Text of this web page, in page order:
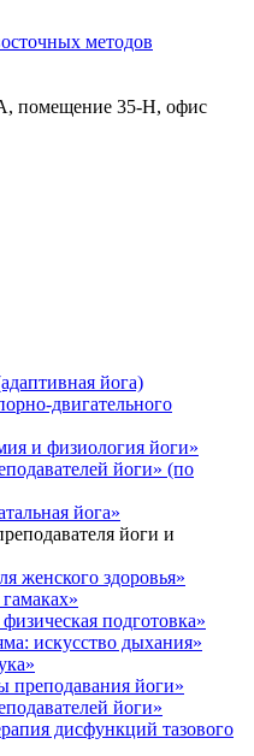
методов
помещение 35-Н, офис
йога)
двигательного
и физиология йоги»
йоги» (по
йога»
йоги и
женского здоровья»
подготовка»
искусство дыхания»
преподавания йоги»
йоги»
дисфункций тазового